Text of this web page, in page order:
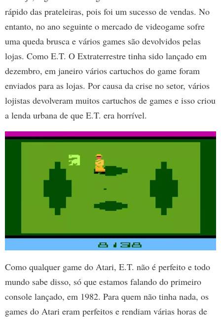
rápido das prateleiras, pois foi um sucesso de vendas. No
entanto, no ano seguinte o mercado de videogame sofre
uma queda brusca e vários games são devolvidos pelas
lojas. Como E.T. O Extraterrestre tinha sido lançado em
dezembro, em janeiro vários cartuchos do game foram
enviados para as lojas. Por causa da crise no setor, vários
lojistas devolveram muitos cartuchos de games e isso criou
a lenda urbana de que E.T. era horrível.
Como qualquer game do Atari, E.T. não é perfeito e todo
mundo sabe disso, só que estamos falando do primeiro
console lançado, em 1982. Para quem não tinha nada, os
games do Atari eram perfeitos e rendiam várias horas de